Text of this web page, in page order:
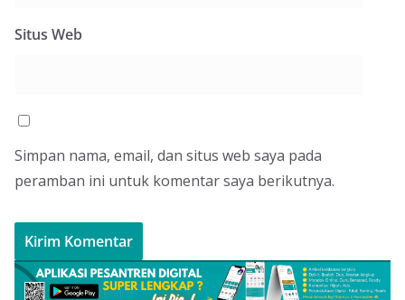
Situs Web
Simpan nama, email, dan situs web saya pada
peramban ini untuk komentar saya berikutnya.